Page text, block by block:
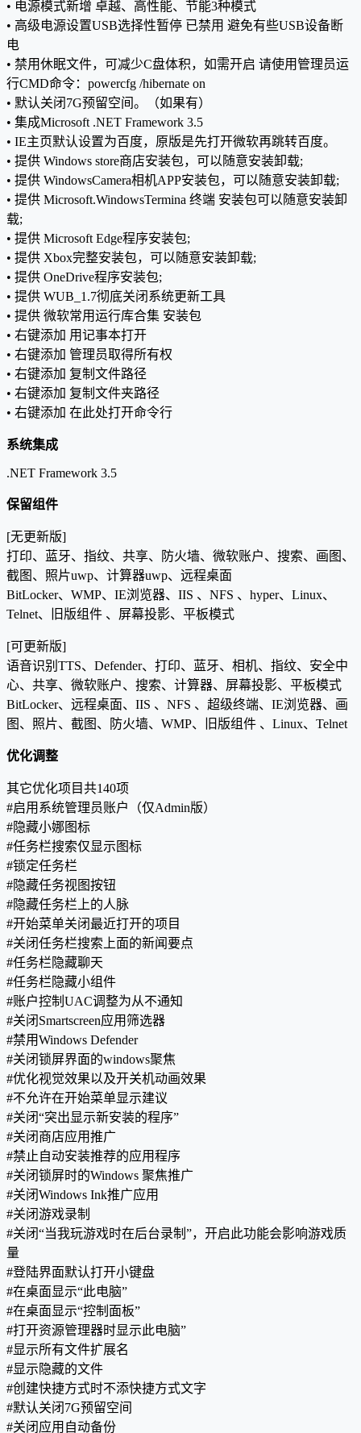
• 电源模式新增 卓越、高性能、节能3种模式
• 高级电源设置USB选择性暂停 已禁用 避免有些USB设备断
电
• 禁用休眠文件，可减少C盘体积，如需开启 请使用管理员运
行CMD命令：powercfg /hibernate on
• 默认关闭7G预留空间。（如果有）
• 集成Microsoft .NET Framework 3.5
• IE主页默认设置为百度，原版是先打开微软再跳转百度。
• 提供 Windows store商店安装包，可以随意安装卸载;
• 提供 WindowsCamera相机APP安装包，可以随意安装卸载;
• 提供 Microsoft.WindowsTermina 终端 安装包可以随意安装卸
载;
• 提供 Microsoft Edge程序安装包;
• 提供 Xbox完整安装包，可以随意安装卸载;
• 提供 OneDrive程序安装包;
• 提供 WUB_1.7彻底关闭系统更新工具
• 提供 微软常用运行库合集 安装包
• 右键添加 用记事本打开
• 右键添加 管理员取得所有权
• 右键添加 复制文件路径
• 右键添加 复制文件夹路径
• 右键添加 在此处打开命令行
系统集成
.NET Framework 3.5
保留组件
[无更新版]
打印、蓝牙、指纹、共享、防火墙、微软账户、搜索、画图、
截图、照片uwp、计算器uwp、远程桌面
BitLocker、WMP、IE浏览器、IIS 、NFS 、hyper、Linux、
Telnet、旧版组件 、屏幕投影、平板模式
[可更新版]
语音识别TTS、Defender、打印、蓝牙、相机、指纹、安全中
心、共享、微软账户、搜索、计算器、屏幕投影、平板模式
BitLocker、远程桌面、IIS 、NFS 、超级终端、IE浏览器、画
图、照片、截图、防火墙、WMP、旧版组件 、Linux、Telnet
优化调整
其它优化项目共140项
#启用系统管理员账户（仅Admin版）
#隐藏小娜图标
#任务栏搜索仅显示图标
#锁定任务栏
#隐藏任务视图按钮
#隐藏任务栏上的人脉
#开始菜单关闭最近打开的项目
#关闭任务栏搜索上面的新闻要点
#任务栏隐藏聊天
#任务栏隐藏小组件
#账户控制UAC调整为从不通知
#关闭Smartscreen应用筛选器
#禁用Windows Defender
#关闭锁屏界面的windows聚焦
#优化视觉效果以及开关机动画效果
#不允许在开始菜单显示建议
#关闭“突出显示新安装的程序”
#关闭商店应用推广
#禁止自动安装推荐的应用程序
#关闭锁屏时的Windows 聚焦推广
#关闭Windows Ink推广应用
#关闭游戏录制
#关闭“当我玩游戏时在后台录制”，开启此功能会影响游戏质
量
#登陆界面默认打开小键盘
#在桌面显示“此电脑”
#在桌面显示“控制面板”
#打开资源管理器时显示此电脑”
#显示所有文件扩展名
#显示隐藏的文件
#创建快捷方式时不添快捷方式文字
#默认关闭7G预留空间
#关闭应用自动备份